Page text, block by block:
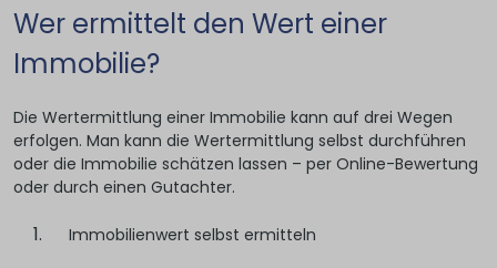
Wer ermittelt den Wert einer
Immobilie?
Die Wertermittlung einer Immobilie kann auf drei Wegen
erfolgen. Man kann die Wertermittlung selbst durchführen
oder die Immobilie schätzen lassen – per Online-Bewertung
oder durch einen Gutachter.
Immobilienwert selbst ermitteln